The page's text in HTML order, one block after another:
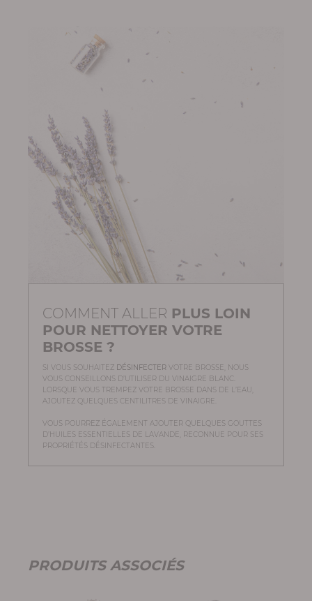
COMMENT ALLER PLUS LOIN
POUR NETTOYER VOTRE
BROSSE ?
SI VOUS SOUHAITEZ DÉSINFECTER VOTRE BROSSE, NOUS
VOUS CONSEILLONS D’UTILISER DU VINAIGRE BLANC.
LORSQUE VOUS TREMPEZ VOTRE BROSSE DANS DE L’EAU,
AJOUTEZ QUELQUES CENTILITRES DE VINAIGRE.
VOUS POURREZ ÉGALEMENT AJOUTER QUELQUES GOUTTES
D’HUILES ESSENTIELLES DE LAVANDE, RECONNUE POUR SES
PROPRIÉTÉS DÉSINFECTANTES.
PRODUITS ASSOCIÉS